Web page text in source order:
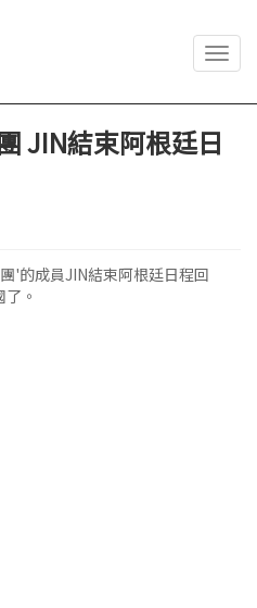
JIN結束阿根廷日
'的成員JIN結束阿根廷日程回
。